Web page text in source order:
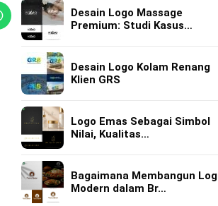
Desain Logo Massage
Premium: Studi Kasus…
Desain Logo Kolam Renang
Klien GRS
Logo Emas Sebagai Simbol
Nilai, Kualitas…
Bagaimana Membangun
Modern dalam Br…